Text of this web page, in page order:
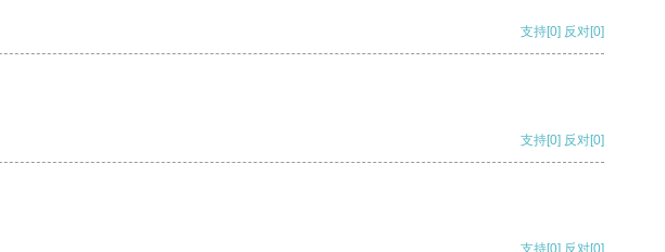
支持[0] 反对[0]
支持[0] 反对[0]
支持[0] 反对[0]